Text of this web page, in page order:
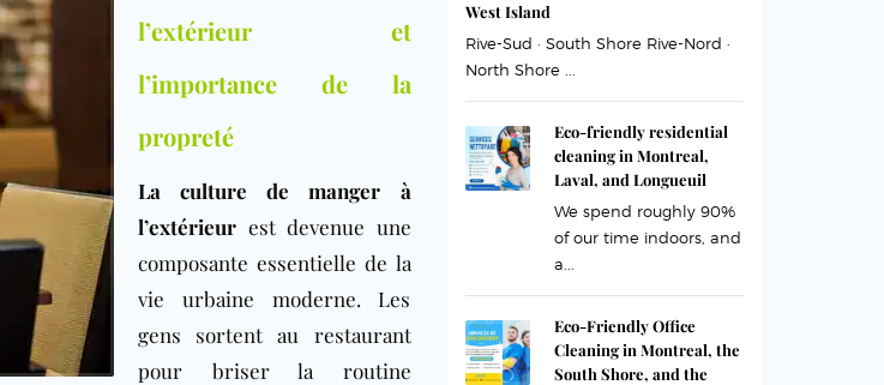
l’extérieur et
l’importance de la
propreté
La culture de manger à
l’extérieur est devenue une
composante essentielle de la
vie urbaine moderne. Les
gens sortent au restaurant
pour briser la routine
West Island
Rive-Sud · South Shore Rive-Nord ·
North Shore ...
Eco-friendly residential
cleaning in Montreal,
Laval, and Longueuil
We spend roughly 90%
of our time indoors, and
a...
Eco-Friendly Office
Cleaning in Montreal, the
South Shore, and the